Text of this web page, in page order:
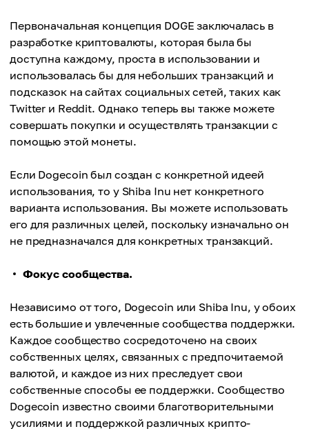
Первоначальная концепция DOGE заключалась в
разработке криптовалюты, которая была бы
доступна каждому, проста в использовании и
использовалась бы для небольших транзакций и
подсказок на сайтах социальных сетей, таких как
Twitter и Reddit. Однако теперь вы также можете
совершать покупки и осуществлять транзакции с
помощью этой монеты.
Если Dogecoin был создан с конкретной идеей
использования, то у Shiba Inu нет конкретного
варианта использования. Вы можете использовать
его для различных целей, поскольку изначально он
не предназначался для конкретных транзакций.
Фокус сообщества.
Независимо от того, Dogecoin или Shiba Inu, у обоих
есть большие и увлеченные сообщества поддержки.
Каждое сообщество сосредоточено на своих
собственных целях, связанных с предпочитаемой
валютой, и каждое из них преследует свои
собственные способы ее поддержки. Сообщество
Dogecoin известно своими благотворительными
усилиями и поддержкой различных крипто-